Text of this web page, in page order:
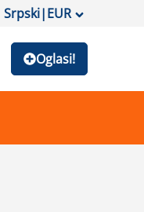
Srpski|EUR
Oglasi!